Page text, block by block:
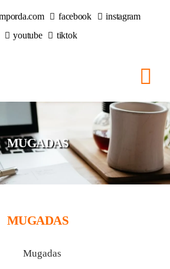
facebook
instagram
youtube
tiktok
MUGADAS
MUGADAS